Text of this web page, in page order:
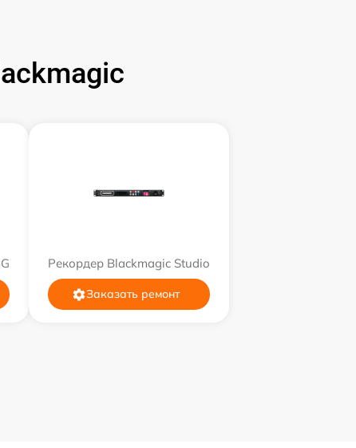
Рекордер Blackmagic Studio
Заказать ремонт